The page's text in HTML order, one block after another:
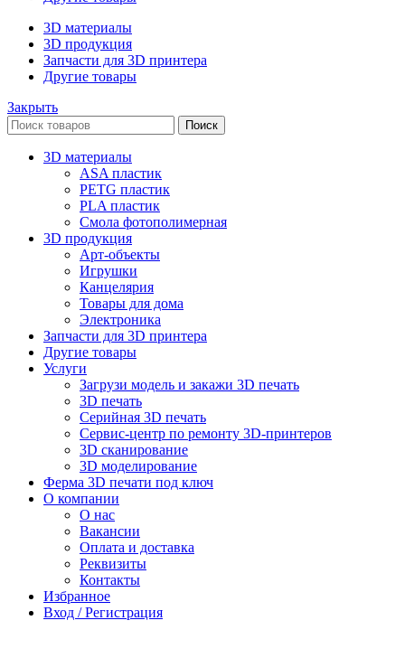
3D материалы
3D продукция
Запчасти для 3D принтера
Другие товары
Закрыть
Поиск
3D материалы
ASA пластик
PETG пластик
PLA пластик
Смола фотополимерная
3D продукция
Арт-объекты
Игрушки
Канцелярия
Товары для дома
Электроника
Запчасти для 3D принтера
Другие товары
Услуги
Загрузи модель и закажи 3D печать
3D печать
Серийная 3D печать
Сервис-центр по ремонту 3D-принтеров
3D сканирование
3D моделирование
Ферма 3D печати под ключ
О компании
О нас
Вакансии
Оплата и доставка
Реквизиты
Контакты
Избранное
Вход / Регистрация